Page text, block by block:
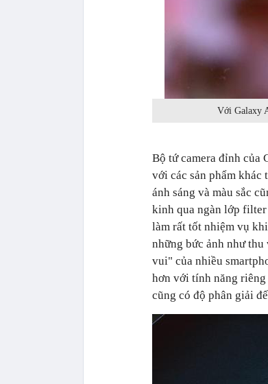
Với Galaxy
Bộ tứ camera đỉnh của
với các sản phẩm khác
ánh sáng và màu sắc
kinh qua ngàn lớp filter
làm rất tốt nhiệm vụ
những bức ảnh như thu
vui" của nhiều
hơn với tính năng riêng
cũng có độ phân giải